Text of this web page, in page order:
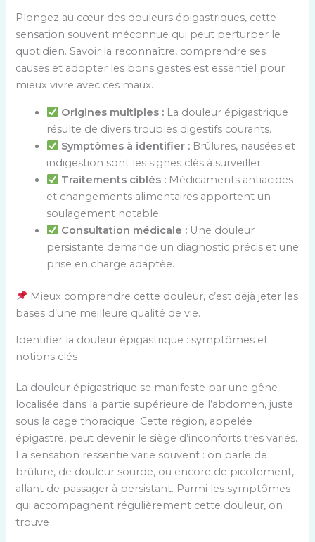
Plongez au cœur des douleurs épigastriques, cette
sensation souvent méconnue qui peut perturber le
quotidien. Savoir la reconnaître, comprendre ses
causes et adopter les bons gestes est essentiel pour
mieux vivre avec ces maux.
Origines multiples :La douleur épigastrique
résulte de divers troubles digestifs courants.
Symptômes à identifier :Brûlures, nausées et
indigestion sont les signes clés à surveiller.
Traitements ciblés :Médicaments antiacides
et changements alimentaires apportent un
soulagement notable.
Consultation médicale :Une douleur
persistante demande un diagnostic précis et une
prise en charge adaptée.
Mieux comprendre cette douleur, c’est déjà jeter les
bases d’une meilleure qualité de vie.
Identifier la douleur épigastrique : symptômes et
notions clés
La douleur épigastrique se manifeste par une gêne
localisée dans la partie supérieure de l’abdomen, juste
sous la cage thoracique. Cette région, appelée
épigastre, peut devenir le siège d’inconforts très variés.
La sensation ressentie varie souvent : on parle de
brûlure, de douleur sourde, ou encore de picotement,
allant de passager à persistant. Parmi les symptômes
qui accompagnent régulièrement cette douleur, on
trouve :